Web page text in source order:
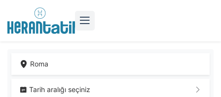
Tarih aralığı seçiniz